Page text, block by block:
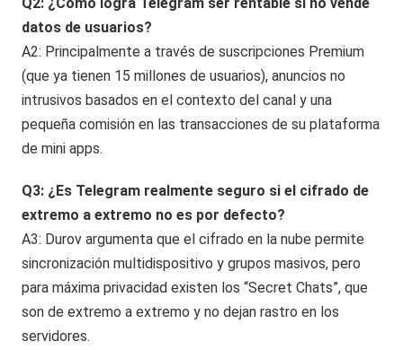
datos de usuarios?
A2: Principalmente a través de suscripciones Premium
(que ya tienen 15 millones de usuarios), anuncios no
intrusivos basados en el contexto del canal y una
pequeña comisión en las transacciones de su plataforma
de mini apps.
Q3: ¿Es Telegram realmente seguro si el cifrado de
extremo a extremo no es por defecto?
A3: Durov argumenta que el cifrado en la nube permite
sincronización multidispositivo y grupos masivos, pero
para máxima privacidad existen los “Secret Chats”, que
son de extremo a extremo y no dejan rastro en los
servidores.